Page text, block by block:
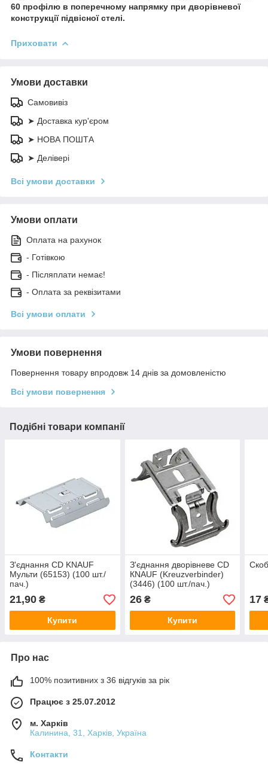
60 профілю в поперечному напрямку при дворівневої
конструкції підвісної стелі.
Приховати
Умови доставки
Самовивіз
➤ Доставка кур'єром
➤ НОВА ПОШТА
➤ Делівері
Всі умови доставки
Умови оплати
Оплата на рахунок
- Готівкою
- Післяплати немає!
- Оплата за реквізитами
Всі умови оплати
Умови повернення
Повернення товару впродовж 14 днів за домовленістю
Всі умови повернення
Подібні товари компанії
З'єднання CD KNAUF
Мульти (65153) (100 шт./
пач.)
21,90 ₴
Купити
З'єднання дворівневе CD
КNAUF (Kreuzverbinder)
(3446) (100 шт./пач.)
26₴
Купити
17
Про нас
100% позитивних з 36 відгуків за рік
Працює з 25.07.2012
м. Харків
Калинина, 31, Харків, Україна
Контакти